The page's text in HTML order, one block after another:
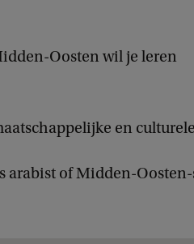
Oosten wil je leren
en
arabist of Midden-